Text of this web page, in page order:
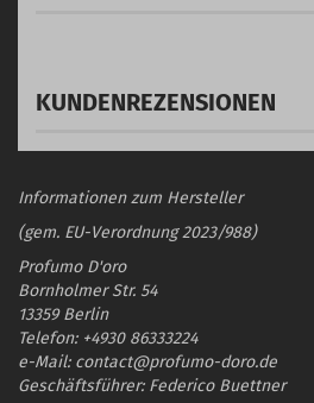
KUNDENREZENSIONEN
Informationen zum Hersteller
(gem. EU-Verordnung 2023/988)
Profumo D'oro
Bornholmer Str. 54
13359 Berlin
Telefon: +4930 86333224
e-Mail: contact@profumo-doro.de
Geschäftsführer: Federico Buettner